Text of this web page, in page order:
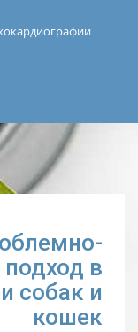
в
собак и
кошек